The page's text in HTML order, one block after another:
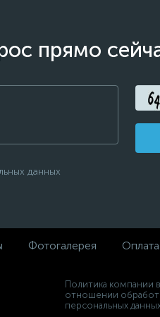
прямо
данных
Фотогалерея
Политика компании в
отношении
персональных